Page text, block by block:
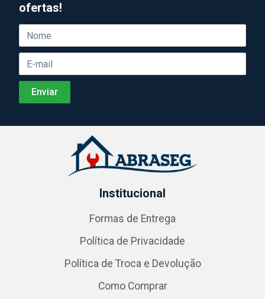
ofertas!
Institucional
Formas de Entrega
Política de Privacidade
Política de Troca e Devolução
Como Comprar